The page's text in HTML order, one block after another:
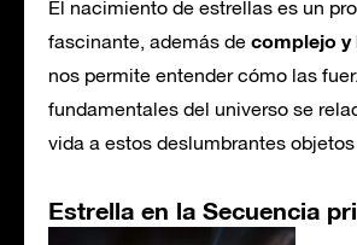
El nacimiento de estrellas es un
fascinante, además de complejo y
nos permite entender cómo las
fundamentales del universo se
vida a estos deslumbrantes
Estrella en la Secuencia